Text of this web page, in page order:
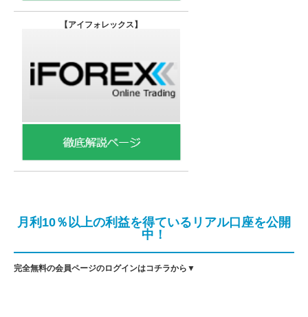
【アイフォレックス】
月利10％以上の利益を得ているリアル口座を公開
中！
完全無料の会員ページのログインはコチラから▼